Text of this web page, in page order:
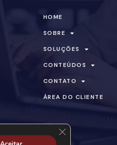
HOME
SOBRE
SOLUÇÕES
CONTEÚDOS
CONTATO
ÁREA DO CLIENTE
Close GDPR